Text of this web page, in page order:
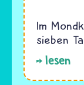
Im
sieben
lesen